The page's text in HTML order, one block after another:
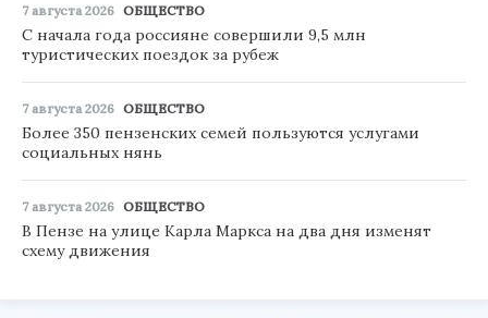
7 августа 2026 ОБЩЕСТВО
С начала года россияне совершили 9,5 млн
туристических поездок за рубеж
7 августа 2026 ОБЩЕСТВО
Более 350 пензенских семей пользуются услугами
социальных нянь
7 августа 2026 ОБЩЕСТВО
В Пензе на улице Карла Маркса на два дня изменят
схему движения